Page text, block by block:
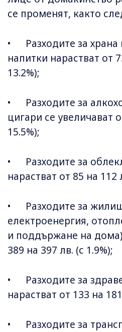
се променят, както
• Разходите за храна
напитки нарастват от
13.2%);
• Разходите за
цигари се увеличават
15.5%);
• Разходите за
нарастват от 85 на 112
• Разходите за
електроенергия,
и поддържане на
389 на 397 лв. (с 1.9%);
• Разходите за
нарастват от 133 на
• Разходите за